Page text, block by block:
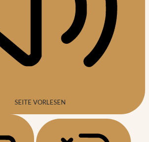
SEITE VORLESEN